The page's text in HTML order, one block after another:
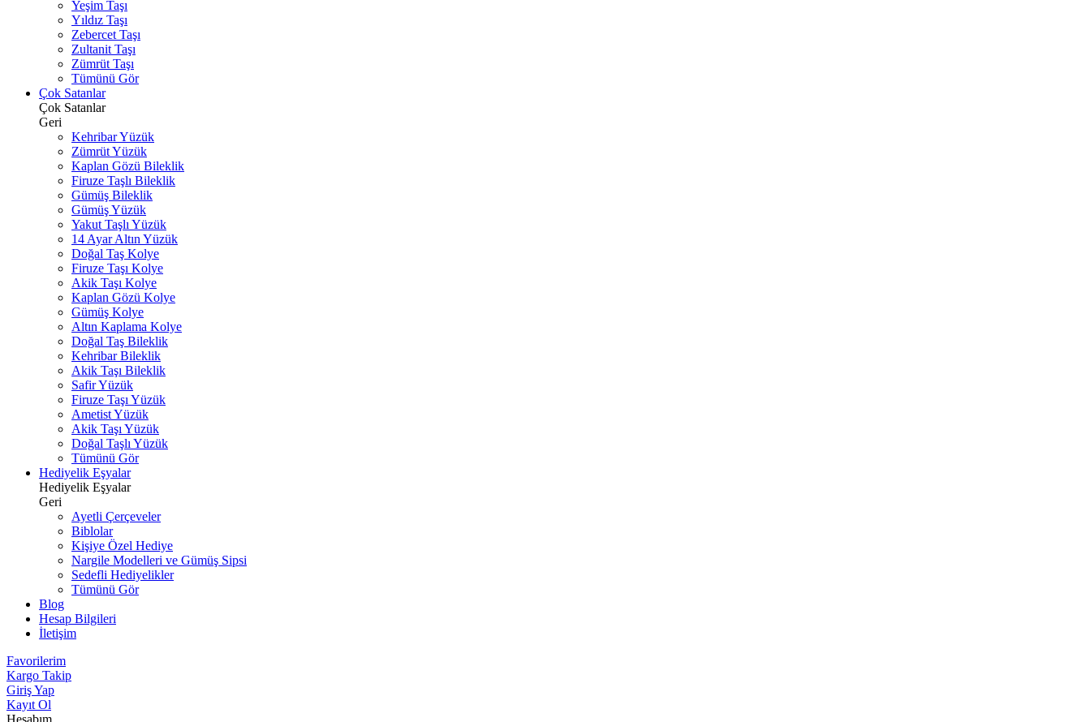
Yeşim Taşı
Yıldız Taşı
Zebercet Taşı
Zultanit Taşı
Zümrüt Taşı
Tümünü Gör
Çok Satanlar
Çok Satanlar
Geri
Kehribar Yüzük
Zümrüt Yüzük
Kaplan Gözü Bileklik
Firuze Taşlı Bileklik
Gümüş Bileklik
Gümüş Yüzük
Yakut Taşlı Yüzük
14 Ayar Altın Yüzük
Doğal Taş Kolye
Firuze Taşı Kolye
Akik Taşı Kolye
Kaplan Gözü Kolye
Gümüş Kolye
Altın Kaplama Kolye
Doğal Taş Bileklik
Kehribar Bileklik
Akik Taşı Bileklik
Safir Yüzük
Firuze Taşı Yüzük
Ametist Yüzük
Akik Taşı Yüzük
Doğal Taşlı Yüzük
Tümünü Gör
Hediyelik Eşyalar
Hediyelik Eşyalar
Geri
Ayetli Çerçeveler
Biblolar
Kişiye Özel Hediye
Nargile Modelleri ve Gümüş Sipsi
Sedefli Hediyelikler
Tümünü Gör
Blog
Hesap Bilgileri
İletişim
Favorilerim
Kargo Takip
Giriş Yap
Kayıt Ol
Hesabım